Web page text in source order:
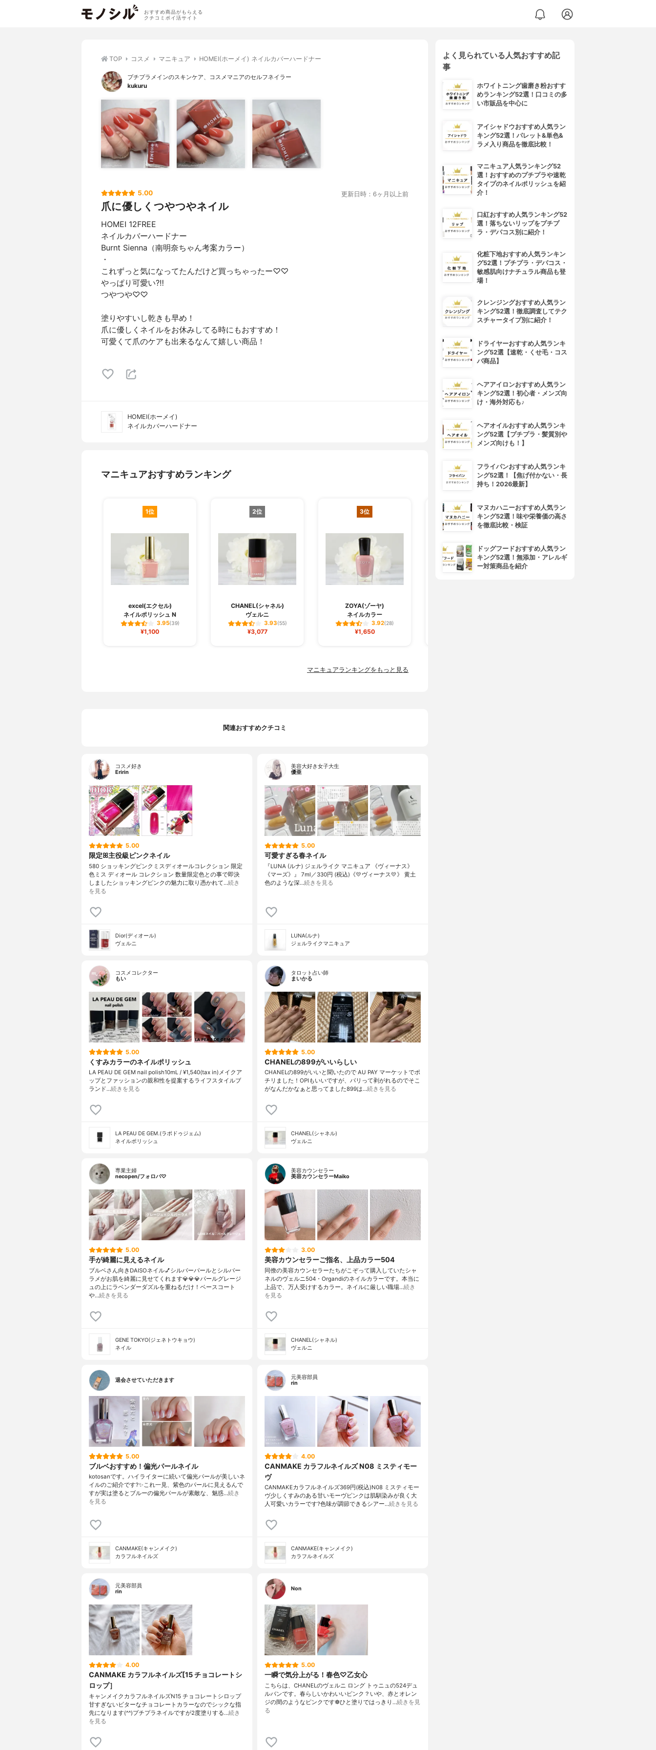
おすすめ商品がもらえる
クチコミポイ活サイト
TOP コスメ マニキュア HOMEI(ホーメイ) ネイルカバーハードナー
プチプラメインのスキンケア、コスメマニアのセルフネイラー
kukuru
5.00 更新日時：6ヶ月以上前
爪に優しくつやつやネイル
HOMEI 12FREE
ネイルカバーハードナー
Burnt Sienna（南明奈ちゃん考案カラー）
・
これずっと気になってたんだけど買っちゃったー♡♡
やっぱり可愛い?‼️
つやつや♡♡
塗りやすいし乾きも早め！
爪に優しくネイルをお休みしてる時にもおすすめ！
可愛くて爪のケアも出来るなんて嬉しい商品！
HOMEI(ホーメイ)
ネイルカバーハードナー
マニキュアおすすめランキング
1位
excel(エクセル)
ネイルポリッシュ N
3.95(39)
¥1,100
2位
CHANEL(シャネル)
ヴェルニ
3.93(55)
¥3,077
3位
ZOYA(ゾーヤ)
ネイルカラー
3.92(28)
¥1,650
4位
マニキュアランキングをもっと見る
関連おすすめクチコミ
コスメ好き
Eririn
5.00
限定ꕤ主役級ピンクネイル
580 ショッキングピンクミスディオールコレクション 限定
色ミス ディオール コレクション 数量限定色との事で即決
しましたショッキングピンクの魅力に取り憑かれて…続き
を見る
Dior(ディオール)
ヴェルニ
美容大好き女子大生
優亜
5.00
可愛すぎる春ネイル
『LUNA (ルナ) ジェルライク マニキュア 《ヴィーナス》
《マーズ》』 7ml／330円 (税込)《💛ヴィーナス💛》 黄土
色のような深…続きを見る
LUNA(ルナ)
ジェルライクマニキュア
コスメコレクター
もい
5.00
くすみカラーのネイルポリッシュ
LA PEAU DE GEM nail polish10mL / ¥1,540(tax in)メイクア
ップとファッションの親和性を提案するライフスタイルブ
ランド…続きを見る
LA PEAU DE GEM.(ラポドゥジェム)
ネイルポリッシュ
タロット占い師
まいかる
5.00
CHANELの899がいいらしい
CHANELの899がいいと聞いたので AU PAY マーケットでポ
チリました！OPIもいいですが、パリって剥がれるのでそこ
がなんだかなぁと思ってました899は…続きを見る
CHANEL(シャネル)
ヴェルニ
専業主婦
necopen/フォロバ♡
5.00
手が綺麗に見えるネイル
ブルベさん向きDAISOネイル💅シルバーパールとシルバー
ラメがお肌を綺麗に見せてくれます💎💎💎パールグレージ
ュの上にラベンダーダズルを重ねるだけ！ベースコート
や…続きを見る
GENE TOKYO(ジェネトウキョウ)
ネイル
美容カウンセラー
美容カウンセラーMaiko
3.00
美容カウンセラーご指名、上品カラー504
同僚の美容カウンセラーたちがこぞって購入していたシャ
ネルのヴェルニ504・Organdiのネイルカラーです。本当に
上品で、万人受けするカラー。ネイルに厳しい職場…続き
を見る
CHANEL(シャネル)
ヴェルニ
退会させていただきます
5.00
ブルベおすすめ！偏光パールネイル
kotosanです。ハイライターに続いて偏光パールが美しいネ
イルのご紹介です?✨これ一見、紫色のパールに見えるんで
すが実は塗るとブルーの偏光パールが素敵な、魅惑…続き
を見る
CANMAKE(キャンメイク)
カラフルネイルズ
元美容部員
rin
4.00
CANMAKE カラフルネイルズ N08 ミスティモー
ヴ
CANMAKEカラフルネイルズ369円(税込)N08 ミスティモー
ヴ少しくすみのある甘いモーヴピンクは肌馴染みが良く大
人可愛いカラーです?色味が調節できるシアー…続きを見る
CANMAKE(キャンメイク)
カラフルネイルズ
元美容部員
rin
4.00
CANMAKE カラフルネイルズ[15 チョコレートシ
ロップ］
キャンメイクカラフルネイルズN15 チョコレートシロップ
甘すぎないビターなチョコレートカラーなのでシックな指
先になります(^^)プチプラネイルですが2度塗りする…続き
を見る
Non
5.00
一瞬で気分上がる！春色♡乙女心
こちらは、CHANELのヴェルニ ロング トゥニュの524デュ
ルバンです。春らしいかわいいピンク？いや、赤とオレン
ジの間のようなピンクです❁︎ひと塗りではっきり…続きを見
る
よく見られている人気おすすめ記
事
ホワイトニング歯磨き粉おすす
めランキング52選！口コミの多
い市販品を中心に
アイシャドウおすすめ人気ラン
キング52選！パレット&単色&
ラメ入り商品を徹底比較！
マニキュア人気ランキング52
選！おすすめのプチプラや速乾
タイプのネイルポリッシュを紹
介！
口紅おすすめ人気ランキング52
選！落ちないリップをプチプ
ラ・デパコス別に紹介！
化粧下地おすすめ人気ランキン
グ52選！プチプラ・デパコス・
敏感肌向けナチュラル商品も登
場！
クレンジングおすすめ人気ラン
キング52選！徹底調査してテク
スチャータイプ別に紹介！
ドライヤーおすすめ人気ランキ
ング52選【速乾・くせ毛・コス
パ商品】
ヘアアイロンおすすめ人気ラン
キング52選！初心者・メンズ向
け・海外対応も♪
ヘアオイルおすすめ人気ランキ
ング52選【プチプラ・髪質別や
メンズ向けも！】
フライパンおすすめ人気ランキ
ング52選！【焦げ付かない・長
持ち！2026最新】
マヌカハニーおすすめ人気ラン
キング52選！味や栄養価の高さ
を徹底比較・検証
ドッグフードおすすめ人気ラン
キング52選！無添加・アレルギ
ー対策商品を紹介